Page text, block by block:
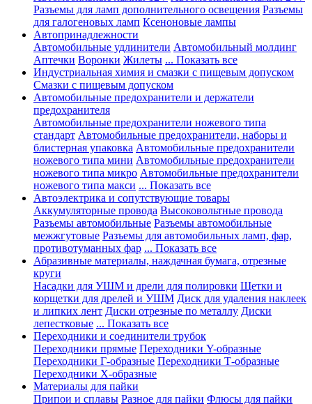
Разъемы для ламп дополнительного освещения Разъемы
для галогеновых ламп Ксеноновые лампы
Автопринадлежности
Автомобильные удлинители Автомобильный молдинг
Аптечки Воронки Жилеты ... Показать все
Индустриальная химия и смазки с пищевым допуском
Смазки с пищевым допуском
Автомобильные предохранители и держатели
предохранителя
Автомобильные предохранители ножевого типа
стандарт Автомобильные предохранители, наборы и
блистерная упаковка Автомобильные предохранители
ножевого типа мини Автомобильные предохранители
ножевого типа микро Автомобильные предохранители
ножевого типа макси ... Показать все
Автоэлектрика и сопутствующие товары
Аккумуляторные провода Высоковольтные провода
Разъемы автомобильные Разъемы автомобильные
межжгутовые Разъемы для автомобильных ламп, фар,
противотуманных фар ... Показать все
Абразивные материалы, наждачная бумага, отрезные
круги
Насадки для УШМ и дрели для полировки Щетки и
корщетки для дрелей и УШМ Диск для удаления наклеек
и липких лент Диски отрезные по металлу Диски
лепестковые ... Показать все
Переходники и соединители трубок
Переходники прямые Переходники Y-образные
Переходники Г-образные Переходники Т-образные
Переходники Х-образные
Материалы для пайки
Припои и сплавы Разное для пайки Флюсы для пайки